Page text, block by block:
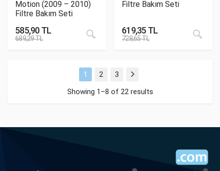
Motion (2009 – 2010)
Filtre Bakım Seti
585,90TL
689,29TL
Filtre Bakım Seti
619,35 TL
728,65TL
1 2 3
Next
Showing 1–8 of 22 results